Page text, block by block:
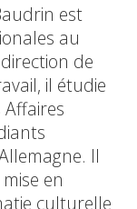
est
au
de
il étudie
Il
en
culturelle